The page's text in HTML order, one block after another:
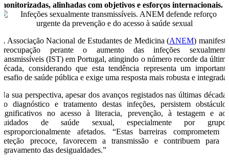
monitorizadas, alinhadas com objetivos e esforços internacionais.
A Associação Nacional de Estudantes de Medicina (ANEM) manifesta
preocupação perante o aumento das infeções sexualmente
transmissíveis (IST) em Portugal, atingindo o número recorde da última
década, considerando que esta tendência representa um importante
desafio de saúde pública e exige uma resposta mais robusta e integrada.
Na sua perspectiva, apesar dos avanços registados nas últimas décadas
no diagnóstico e tratamento destas infeções, persistem obstáculos
significativos no acesso à literacia, prevenção, à testagem e aos
cuidados de saúde sexual, especialmente por grupos
desproporcionalmente afetados. “Estas barreiras comprometem a
deteção precoce, favorecem a transmissão e contribuem para o
agravamento das desigualdades.”